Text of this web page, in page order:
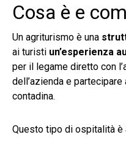
Cosa è e
Un agriturismo è una
ai turisti un’esperienza
per il legame diretto con
dell’azienda e
contadina.
Questo tipo di ospitalità